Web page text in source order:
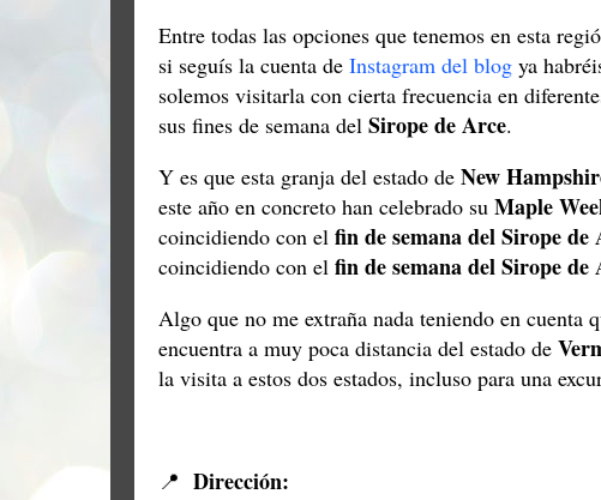
Entre todas las opciones que tenemos en esta
si seguís la cuenta de Instagram del blog ya
solemos visitarla con cierta frecuencia en
sus fines de semana del Sirope de Arce.
Y es que esta granja del estado de New
este año en concreto han celebrado su Maple
coincidiendo con el fin de semana del Sirope
coincidiendo con el fin de semana del Sirope
Algo que no me extraña nada teniendo en cuenta
encuentra a muy poca distancia del estado de
la visita a estos dos estados, incluso para una
📍 Dirección: